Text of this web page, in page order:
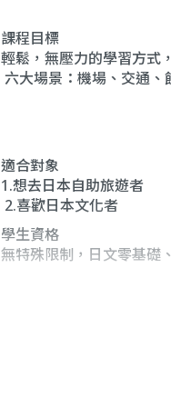
課程目標
輕鬆，無壓力的學習方式
六大場景：機場、交通、
適合對象
1.想去日本自助旅遊者
2.喜歡日本文化者
學生資格
無特殊限制，日文零基礎